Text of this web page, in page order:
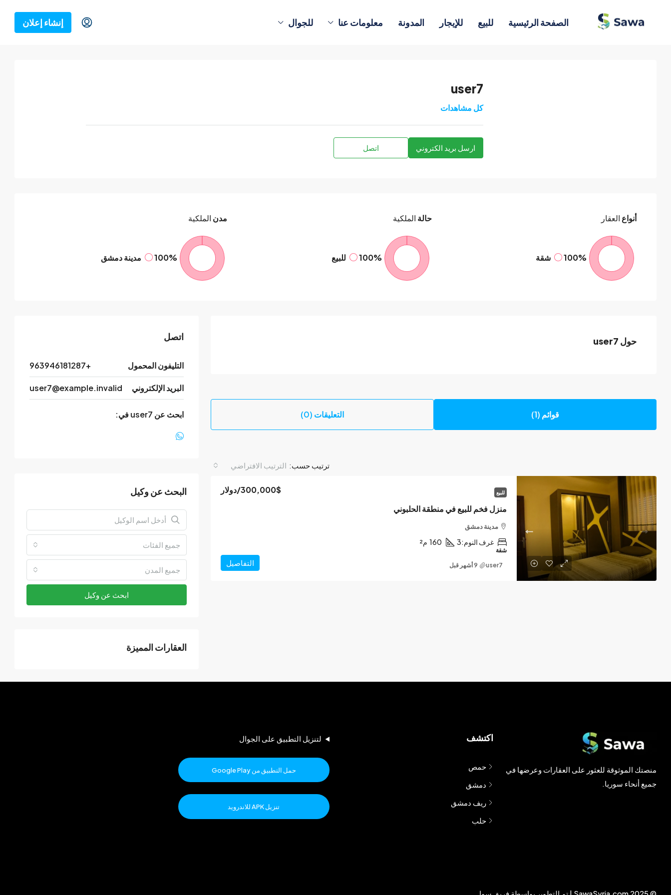
الصفحة الرئيسية للبيع للإيجار المدونة معلومات عنا للجوال إنشاء إعلان
user7
كل مشاهدات
ارسل بريد الكتروني اتصل
أنواع العقار
100% شقة
حالة الملكية
100% للبيع
مدن الملكية
100% مدينة دمشق
حول user7
قوائم (1) التعليقات (0)
ترتيب حسب: الترتيب الافتراضي
للبيع
منزل فخم للبيع في منطقة الحلبوني
300,000$/دولار
مدينة دمشق
غرف النوم:3
160 م²
شقة
التفاصيل user7
اتصل
التليفون المحمول +963946181287
البريد الإلكتروني user7@example.invalid
ابحث عن user7 في:
البحث عن وكيل
جميع الفئات
جميع المدن
ابحث عن وكيل
العقارات المميزة
منصتك الموثوقة للعثور على العقارات وعرضها في
جميع أنحاء سوريا.
اكتشف
حمص
دمشق
ريف دمشق
حلب
لتنزيل التطبيق على الجوال
حمل التطبيق من Google Play
تنزيل APK للاندرويد